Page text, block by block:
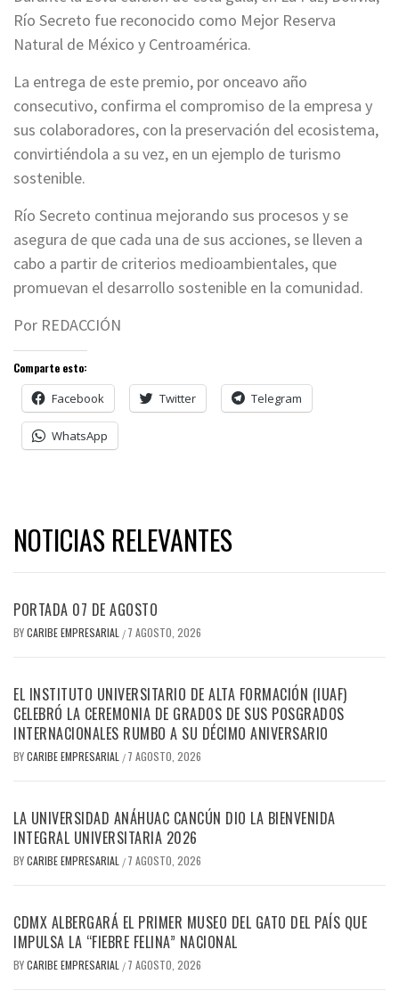
Río Secreto fue reconocido como Mejor Reserva
Natural de México y Centroamérica.
La entrega de este premio, por onceavo año
consecutivo, confirma el compromiso de la empresa y
sus colaboradores, con la preservación del ecosistema,
convirtiéndola a su vez, en un ejemplo de turismo
sostenible.
Río Secreto continua mejorando sus procesos y se
asegura de que cada una de sus acciones, se lleven a
cabo a partir de criterios medioambientales, que
promuevan el desarrollo sostenible en la comunidad.
Por REDACCIÓN
Comparte esto:
Facebook Twitter Telegram
WhatsApp
NOTICIAS RELEVANTES
PORTADA 07 DE AGOSTO
BYCARIBE EMPRESARIAL / 7 AGOSTO, 2026
EL INSTITUTO UNIVERSITARIO DE ALTA FORMACIÓN (IUAF)
CELEBRÓ LA CEREMONIA DE GRADOS DE SUS POSGRADOS
INTERNACIONALES RUMBO A SU DÉCIMO ANIVERSARIO
BYCARIBE EMPRESARIAL / 7 AGOSTO, 2026
LA UNIVERSIDAD ANÁHUAC CANCÚN DIO LA BIENVENIDA
INTEGRAL UNIVERSITARIA 2026
BYCARIBE EMPRESARIAL / 7 AGOSTO, 2026
CDMX ALBERGARÁ EL PRIMER MUSEO DEL GATO DEL PAÍS QUE
IMPULSA LA “FIEBRE FELINA” NACIONAL
BYCARIBE EMPRESARIAL / 7 AGOSTO, 2026